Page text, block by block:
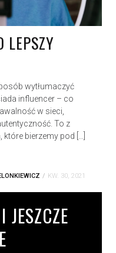
LEPSZY
wytłumaczyć
influencer – co
w sieci,
To z
bierzemy pod […]
KW. 30, 2021
JESZCZE